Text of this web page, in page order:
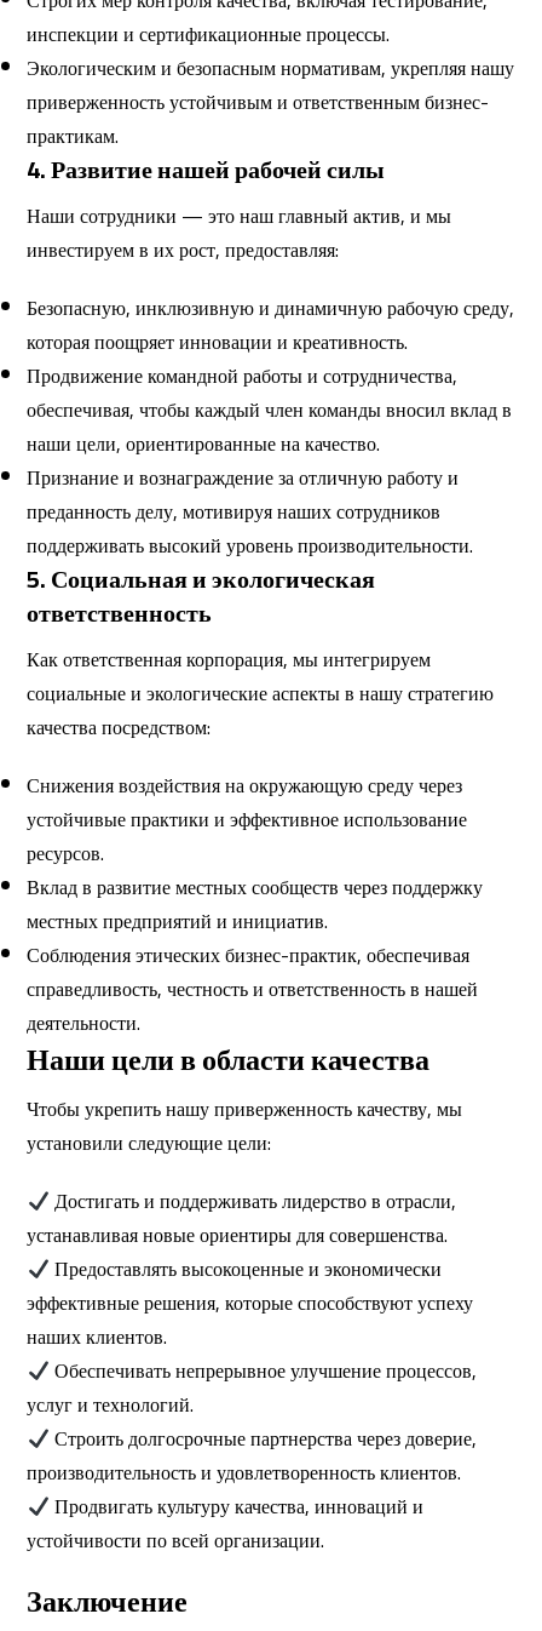
инспекции и сертификационные процессы.
Экологическим и безопасным нормативам, укрепляя нашу
приверженность устойчивым и ответственным бизнес-
практикам.
4. Развитие нашей рабочей силы
Наши сотрудники — это наш главный актив, и мы
инвестируем в их рост, предоставляя:
Безопасную, инклюзивную и динамичную рабочую среду,
которая поощряет инновации и креативность.
Продвижение командной работы и сотрудничества,
обеспечивая, чтобы каждый член команды вносил вклад в
наши цели, ориентированные на качество.
Признание и вознаграждение за отличную работу и
преданность делу, мотивируя наших сотрудников
поддерживать высокий уровень производительности.
5. Социальная и экологическая
ответственность
Как ответственная корпорация, мы интегрируем
социальные и экологические аспекты в нашу стратегию
качества посредством:
Снижения воздействия на окружающую среду через
устойчивые практики и эффективное использование
ресурсов.
Вклад в развитие местных сообществ через поддержку
местных предприятий и инициатив.
Соблюдения этических бизнес-практик, обеспечивая
справедливость, честность и ответственность в нашей
деятельности.
Наши цели в области качества
Чтобы укрепить нашу приверженность качеству, мы
установили следующие цели:
Достигать и поддерживать лидерство в отрасли,
устанавливая новые ориентиры для совершенства.
Предоставлять высокоценные и экономически
эффективные решения, которые способствуют успеху
наших клиентов.
Обеспечивать непрерывное улучшение процессов,
услуг и технологий.
Строить долгосрочные партнерства через доверие,
производительность и удовлетворенность клиентов.
Продвигать культуру качества, инноваций и
устойчивости по всей организации.
Заключение